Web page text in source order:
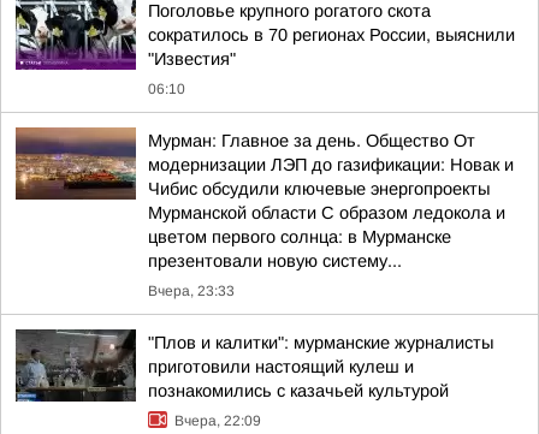
Поголовье крупного рогатого скота
сократилось в 70 регионах России, выяснили
"Известия"
06:10
Мурман: Главное за день. Общество От
модернизации ЛЭП до газификации: Новак и
Чибис обсудили ключевые энергопроекты
Мурманской области С образом ледокола и
цветом первого солнца: в Мурманске
презентовали новую систему...
Вчера, 23:33
"Плов и калитки": мурманские журналисты
приготовили настоящий кулеш и
познакомились с казачьей культурой
Вчера, 22:09